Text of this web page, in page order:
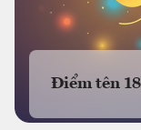
Điểm tên